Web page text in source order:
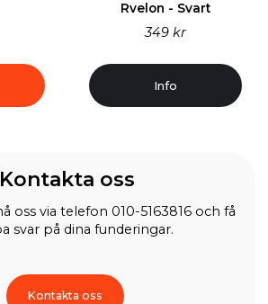
Rvelon - Svart
349 kr
Info
Kontakta oss
oss via telefon 010-5163816 och få
svar på dina funderingar.
Kontakta oss